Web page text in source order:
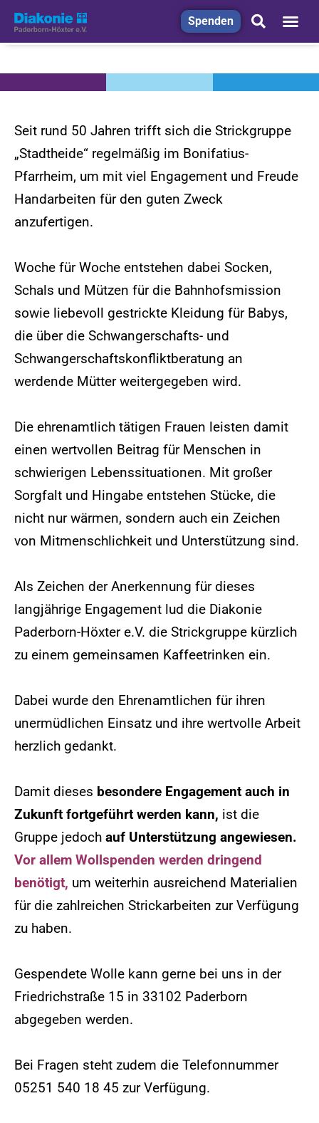
Spenden
Seit rund 50 Jahren trifft sich die Strickgruppe
„Stadtheide“ regelmäßig im Bonifatius-
Pfarrheim, um mit viel Engagement und Freude
Handarbeiten für den guten Zweck
anzufertigen.
Woche für Woche entstehen dabei Socken,
Schals und Mützen für die Bahnhofsmission
sowie liebevoll gestrickte Kleidung für Babys,
die über die Schwangerschafts- und
Schwangerschaftskonfliktberatung an
werdende Mütter weitergegeben wird.
Die ehrenamtlich tätigen Frauen leisten damit
einen wertvollen Beitrag für Menschen in
schwierigen Lebenssituationen. Mit großer
Sorgfalt und Hingabe entstehen Stücke, die
nicht nur wärmen, sondern auch ein Zeichen
von Mitmenschlichkeit und Unterstützung sind.
Als Zeichen der Anerkennung für dieses
langjährige Engagement lud die Diakonie
Paderborn-Höxter e.V. die Strickgruppe kürzlich
zu einem gemeinsamen Kaffeetrinken ein.
Dabei wurde den Ehrenamtlichen für ihren
unermüdlichen Einsatz und ihre wertvolle Arbeit
herzlich gedankt.
Damit dieses besondere Engagement auch in
Zukunft fortgeführt werden kann, ist die
Gruppe jedoch auf Unterstützung angewiesen.
Vor allem Wollspenden werden dringend
benötigt, um weiterhin ausreichend Materialien
für die zahlreichen Strickarbeiten zur Verfügung
zu haben.
Gespendete Wolle kann gerne bei uns in der
Friedrichstraße 15 in 33102 Paderborn
abgegeben werden.
Bei Fragen steht zudem die Telefonnummer
05251 540 18 45 zur Verfügung.